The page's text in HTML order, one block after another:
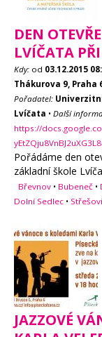
DEN
LVÍČATA
Kdy: od 03.12.2015
Thákurova 9, Praha
Pořadatel:
Lvíčata • Další
https://
Pořádáme den
základní škole
Břevnov • Bubeneč •
Dolní Sedlec •
JAZZOVÉ